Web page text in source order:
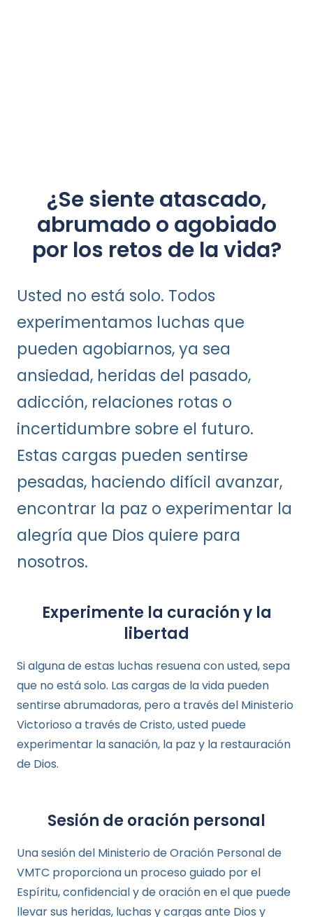
¿Se siente atascado,
abrumado o agobiado
por los retos de la vida?
Usted no está solo. Todos
experimentamos luchas que
pueden agobiarnos, ya sea
ansiedad, heridas del pasado,
adicción, relaciones rotas o
incertidumbre sobre el futuro.
Estas cargas pueden sentirse
pesadas, haciendo difícil avanzar,
encontrar la paz o experimentar la
alegría que Dios quiere para
nosotros.
Experimente la curación y la
libertad
Si alguna de estas luchas resuena con usted, sepa
que no está solo. Las cargas de la vida pueden
sentirse abrumadoras, pero a través del Ministerio
Victorioso a través de Cristo, usted puede
experimentar la sanación, la paz y la restauración
de Dios.
Sesión de oración personal
Una sesión del Ministerio de Oración Personal de
VMTC proporciona un proceso guiado por el
Espíritu, confidencial y de oración en el que puede
llevar sus heridas, luchas y cargas ante Dios y